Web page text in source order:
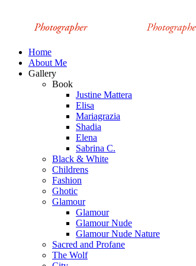
Home
About Me
Gallery
Book
Justine Mattera
Elisa
Mariagrazia
Shadia
Elena
Sabrina C.
Black & White
Childrens
Fashion
Ghotic
Glamour
Glamour
Glamour Nude
Glamour Nude Nature
Sacred and Profane
The Wolf